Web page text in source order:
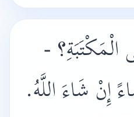
-
إِنْ شَاءَ اللَّهُ.